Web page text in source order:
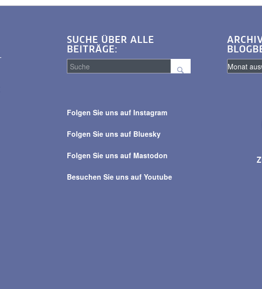
SUCHE ÜBER ALLE
BEITRÄGE:
alle
Folgen Sie uns auf Instagram
Folgen Sie uns auf Bluesky
Folgen Sie uns auf Mastodon
Besuchen Sie uns auf Youtube